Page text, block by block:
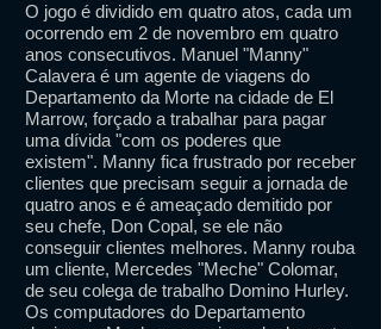
O jogo é dividido em quatro atos, cada um
ocorrendo em 2 de novembro em quatro
anos consecutivos. Manuel "Manny"
Calavera é um agente de viagens do
Departamento da Morte na cidade de El
Marrow, forçado a trabalhar para pagar
uma dívida "com os poderes que
existem". Manny fica frustrado por receber
clientes que precisam seguir a jornada de
quatro anos e é ameaçado demitido por
seu chefe, Don Copal, se ele não
conseguir clientes melhores. Manny rouba
um cliente, Mercedes "Meche" Colomar,
de seu colega de trabalho Domino Hurley.
Os computadores do Departamento